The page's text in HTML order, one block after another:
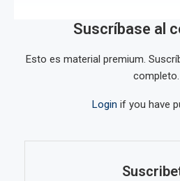
Suscríbase al
Esto es material premium.
completo.
Login if you have